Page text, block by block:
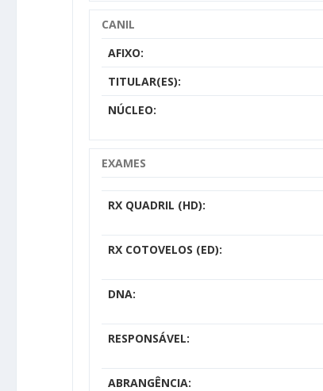
CANIL
AFIXO:
TITULAR(ES):
NÚCLEO:
EXAMES
RX QUADRIL (HD):
RX COTOVELOS (ED):
DNA:
RESPONSÁVEL:
ABRANGÊNCIA: